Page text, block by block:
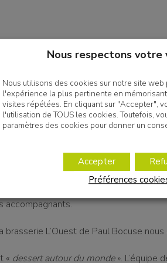
de la MAS Robert Ramel ont participé
de 3 établissements de la
a lieu tous les ans dans un
Fondation OVE.
de cuisiner un plat (sucré ou salé) sur
établissements OVE et d’un
équipes. Ces dernières sont
accompagnants.
brasserie L’Ouest de Paul Bocuse
« dessert autour du monde». L’équipe
Nous respectons votre
Nous utilisons des cookies sur notre site web
l'expérience la plus pertinente en
visites répétées. En cliquant sur "Accepter",
l'utilisation de TOUS les cookies. Toutefois,
paramètres des cookies pour donner un
Accepter
Préférences